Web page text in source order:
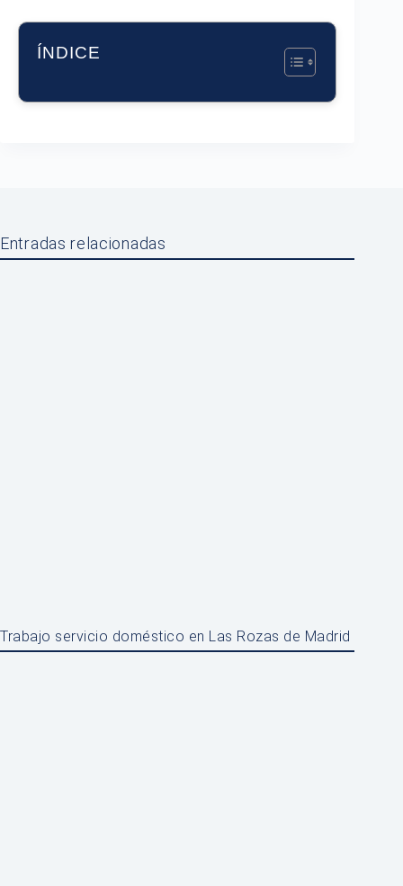
ÍNDICE
Entradas relacionadas
Trabajo servicio doméstico en Las Rozas de Madrid